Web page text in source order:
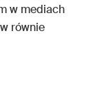
w mediach
równie